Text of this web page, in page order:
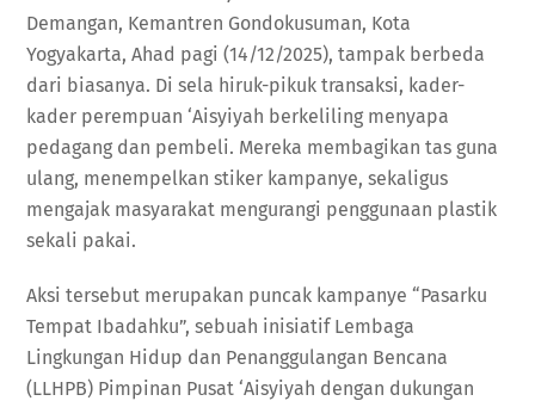
Demangan, Kemantren Gondokusuman, Kota
Yogyakarta, Ahad pagi (14/12/2025), tampak berbeda
dari biasanya. Di sela hiruk-pikuk transaksi, kader-
kader perempuan ‘Aisyiyah berkeliling menyapa
pedagang dan pembeli. Mereka membagikan tas guna
ulang, menempelkan stiker kampanye, sekaligus
mengajak masyarakat mengurangi penggunaan plastik
sekali pakai.
Aksi tersebut merupakan puncak kampanye “Pasarku
Tempat Ibadahku”, sebuah inisiatif Lembaga
Lingkungan Hidup dan Penanggulangan Bencana
(LLHPB) Pimpinan Pusat ‘Aisyiyah dengan dukungan